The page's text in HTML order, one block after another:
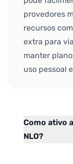
provedores
recursos
extra para
manter
uso pessoal
Como ativo
NLO?